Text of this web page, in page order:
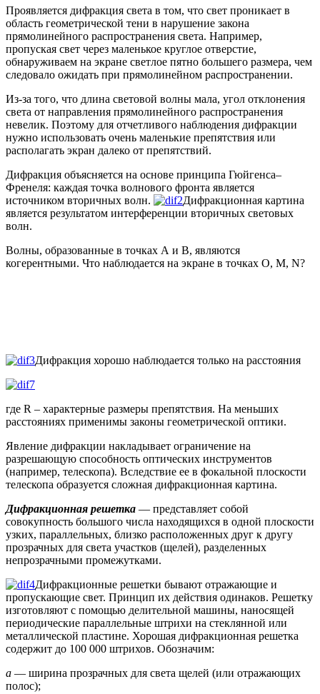
Проявляется дифракция света в том, что свет проникает в
область геометрической тени в нарушение закона
прямолинейного распространения света. Например,
пропуская свет через маленькое круглое отверстие,
обнаруживаем на экране светлое пятно большего размера, чем
следовало ожидать при прямолинейном распространении.
Из-за того, что длина световой волны мала, угол отклонения
света от направления прямолинейного распространения
невелик. Поэтому для отчетливого наблюдения дифракции
нужно использовать очень маленькие препятствия или
располагать экран далеко от препятствий.
Дифракция объясняется на основе принципа Гюйгенса–
Френеля: каждая точка волнового фронта является
источником вторичных волн.
Дифракционная картина
является результатом интерференции вторичных световых
волн.
Волны, образованные в точках А и В, являются
когерентными. Что наблюдается на экране в точках О, M, N?
Дифракция хорошо наблюдается только на расстояния
где R – характерные размеры препятствия. На меньших
расстояниях применимы законы геометрической оптики.
Явление дифракции накладывает ограничение на
разрешающую способность оптических инструментов
(например, телескопа). Вследствие ее в фокальной плоскости
телескопа образуется сложная дифракционная картина.
Дифракционная решетка — представляет собой
совокупность большого числа находящихся в одной плоскости
узких, параллельных, близко расположенных друг к другу
прозрачных для света участков (щелей), разделенных
непрозрачными промежутками.
Дифракционные решетки бывают отражающие и
пропускающие свет. Принцип их действия одинаков. Решетку
изготовляют с помощью делительной машины, наносящей
периодические параллельные штрихи на стеклянной или
металлической пластине. Хорошая дифракционная решетка
содержит до 100 000 штрихов. Обозначим:
a — ширина прозрачных для света щелей (или отражающих
полос);